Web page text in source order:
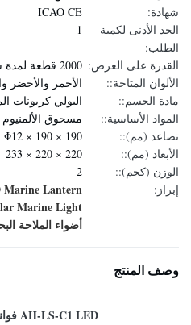
شهادة:
ICAO CE
الحد الأدنى لكمية
الطلب:
1
القدرة على العرض: 2000 قطعة لمدة شهر
الألوان المتاحة::
الأحمر والأخضر
مادة الجسم::
البولي كربونات
المواد الأساسية::
مسحوق
تصاعد (مم)::
190 × 190 × Φ12
الأبعاد (مم)::
220 × 220 × 233
الوزن (كجم)::
2
إبراز:
Lantern
Marine Light
أضواء الملاحة
وصف المنتج
AH-LS-C1 LED فوانيس بحرية تعمل بالطاقة الشمسية